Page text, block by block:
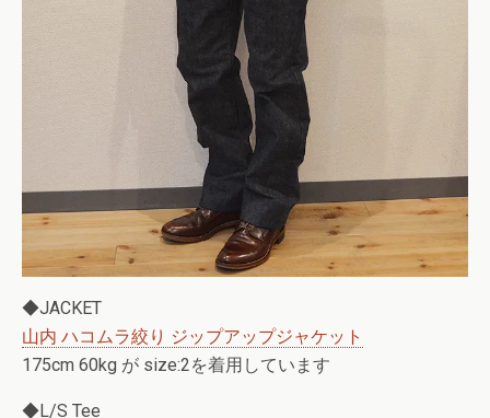
◆JACKET
山内 ハコムラ絞り ジップアップジャケット
175cm 60kg が size:2を着用しています
◆L/S Tee